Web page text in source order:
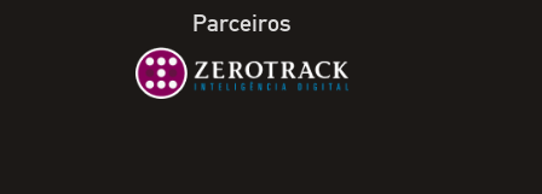
Parceiros